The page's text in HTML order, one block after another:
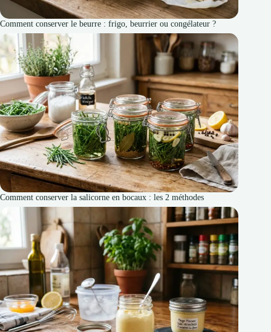
Comment conserver le beurre : frigo, beurrier ou congélateur ?
Comment conserver la salicorne en bocaux : les 2 méthodes